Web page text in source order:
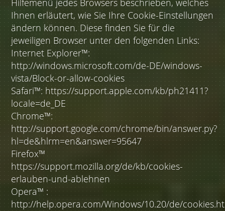
Hilfemenü jedes Browsers beschrieben, welches
Ihnen erläutert, wie Sie Ihre Cookie-Einstellungen
ändern können. Diese finden Sie für die
jeweiligen Browser unter den folgenden Links:
Internet Explorer™:
http://windows.microsoft.com/de-DE/windows-
vista/Block-or-allow-cookies
Safari™: https://support.apple.com/kb/ph21411?
locale=de_DE
Chrome™:
http://support.google.com/chrome/bin/answer.py?
hl=de&hlrm=en&answer=95647
Firefox™
https://support.mozilla.org/de/kb/cookies-
erlauben-und-ablehnen
Opera™ :
http://help.opera.com/Windows/10.20/de/